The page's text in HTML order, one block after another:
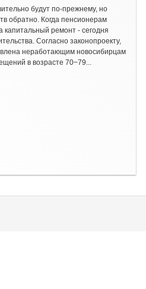
будут по-прежнему, но
обратно. Когда пенсионерам
капитальный ремонт - сегодня
Согласно законопроекту,
неработающим новосибирцам
в возрасте 70−79...